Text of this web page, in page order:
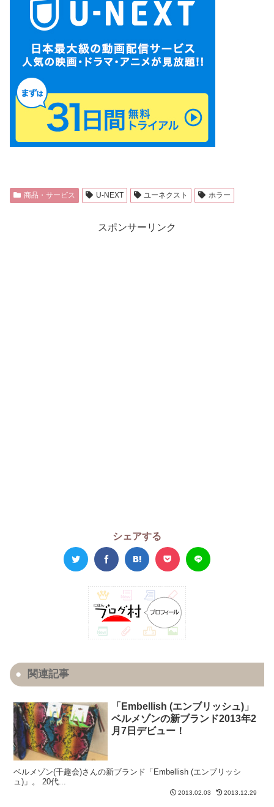
商品・サービス U-NEXT ユーネクスト ホラー
スポンサーリンク
シェアする
関連記事
「Embellish (エンブリッシュ)」
ベルメゾンの新ブランド2013年2
月7日デビュー！
ベルメゾン(千趣会)さんの新ブランド「Embellish (エンブリッシ
ュ)」。 20代...
2013.02.03 2013.12.29